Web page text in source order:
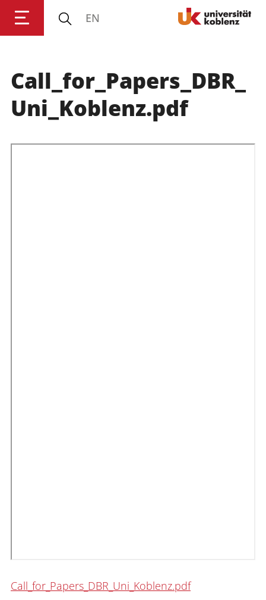
Anmelden Impressum Datenschutz
EN
Call_for_Papers_DBR_
Uni_Koblenz.pdf
Call_for_Papers_DBR_Uni_Koblenz.pdf